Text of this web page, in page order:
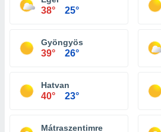
38° 25°
Gyöngyös
39° 26°
Hatvan
40° 23°
Mátraszentimre